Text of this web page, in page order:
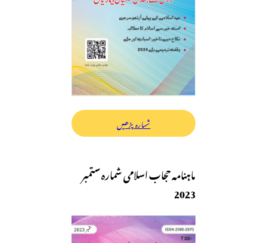
شمارہ پڑھیں
ماہنامہ حجاب اسلامی شمارہ ستمبر
2023